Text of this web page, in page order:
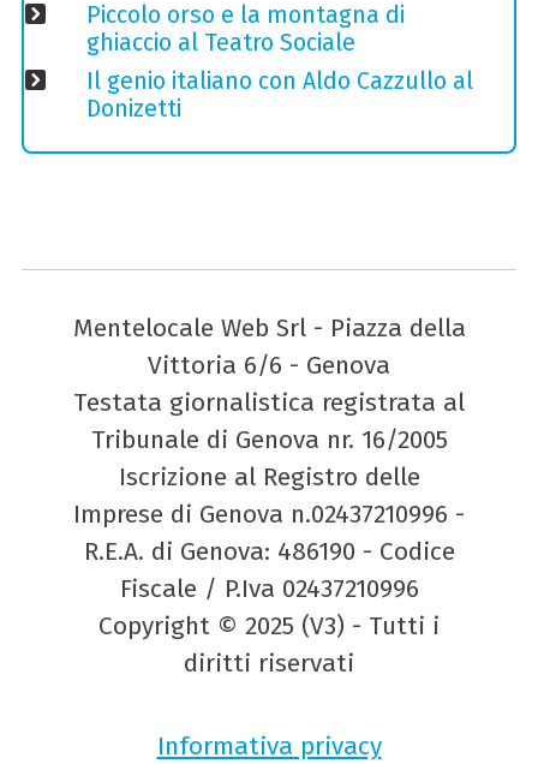
Piccolo orso e la montagna di
ghiaccio al Teatro Sociale
Il genio italiano con Aldo Cazzullo al
Donizetti
Mentelocale Web Srl - Piazza della
Vittoria 6/6 - Genova
Testata giornalistica registrata al
Tribunale di Genova nr. 16/2005
Iscrizione al Registro delle
Imprese di Genova n.02437210996 -
R.E.A. di Genova: 486190 - Codice
Fiscale / P.Iva 02437210996
Copyright © 2025 (V3) - Tutti i
diritti riservati
Informativa privacy